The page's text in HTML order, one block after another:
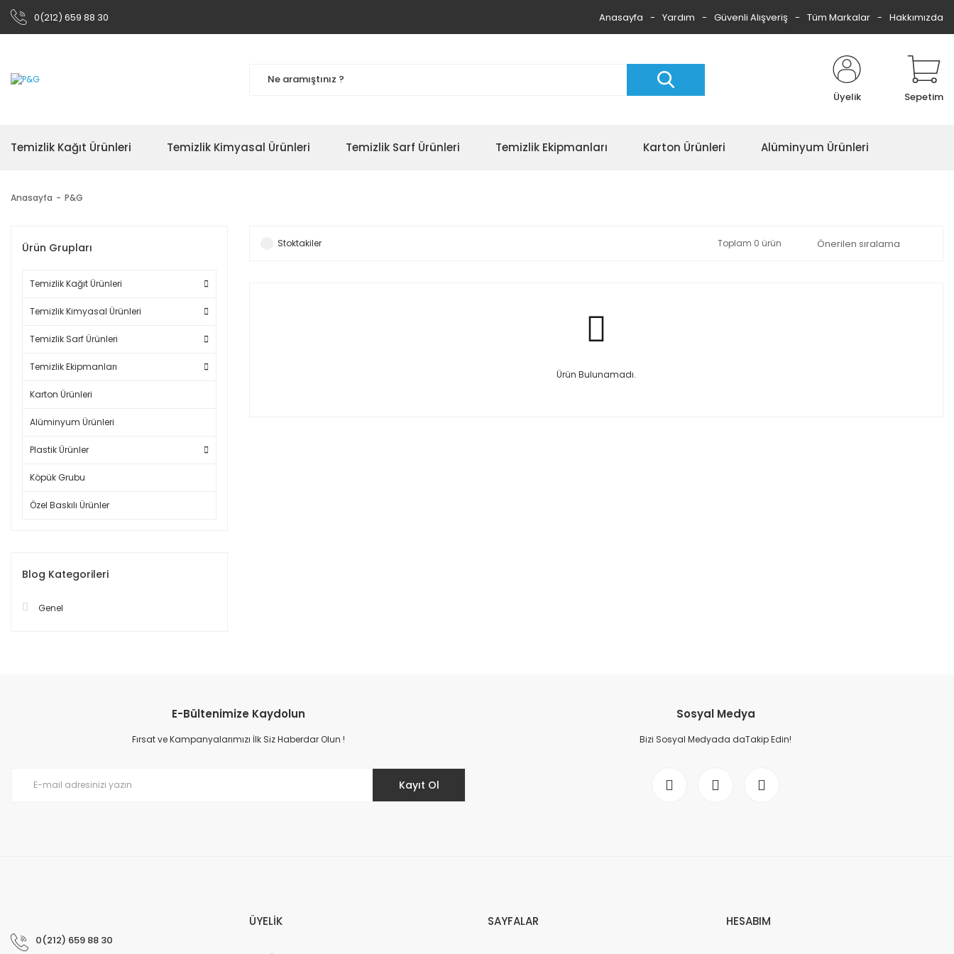
0(212) 659 88 30 Anasayfa Yardım Güvenli Alışveriş Tüm Markalar Hakkımızda
Üyelik Sepetim
Temizlik Kağıt Ürünleri Temizlik Kimyasal Ürünleri Temizlik Sarf Ürünleri Temizlik Ekipmanları Karton Ürünleri Alüminyum Ürünleri
Anasayfa P&G
Ürün Grupları
Temizlik Kağıt Ürünleri
Temizlik Kimyasal Ürünleri
Temizlik Sarf Ürünleri
Temizlik Ekipmanları
Karton Ürünleri
Alüminyum Ürünleri
Plastik Ürünler
Köpük Grubu
Özel Baskılı Ürünler
Blog Kategorileri
Genel
Stoktakiler Toplam 0 ürün
Ürün Bulunamadı.
E-Bültenimize Kaydolun
Fırsat ve Kampanyalarımızı İlk Siz Haberdar Olun !
Kayıt Ol
Sosyal Medya
Bizi Sosyal Medyada daTakip Edin!
0(212) 659 88 30
ÜYELİK SAYFALAR HESABIM